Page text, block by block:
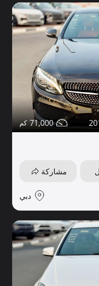
71,000
مشاركة
دبي